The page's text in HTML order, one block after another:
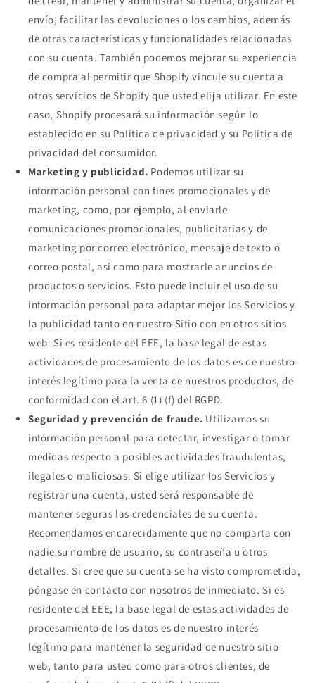
envío, facilitar las devoluciones o los cambios, además
de otras características y funcionalidades relacionadas
con su cuenta. También podemos mejorar su experiencia
de compra al permitir que Shopify vincule su cuenta a
otros servicios de Shopify que usted elija utilizar. En este
caso, Shopify procesará su información según lo
establecido en su Política de privacidad y su Política de
privacidad del consumidor.
Marketing y publicidad. Podemos utilizar su
información personal con fines promocionales y de
marketing, como, por ejemplo, al enviarle
comunicaciones promocionales, publicitarias y de
marketing por correo electrónico, mensaje de texto o
correo postal, así como para mostrarle anuncios de
productos o servicios. Esto puede incluir el uso de su
información personal para adaptar mejor los Servicios y
la publicidad tanto en nuestro Sitio con en otros sitios
web. Si es residente del EEE, la base legal de estas
actividades de procesamiento de los datos es de nuestro
interés legítimo para la venta de nuestros productos, de
conformidad con el art. 6 (1) (f) del RGPD.
Seguridad y prevención de fraude. Utilizamos su
información personal para detectar, investigar o tomar
medidas respecto a posibles actividades fraudulentas,
ilegales o maliciosas. Si elige utilizar los Servicios y
registrar una cuenta, usted será responsable de
mantener seguras las credenciales de su cuenta.
Recomendamos encarecidamente que no comparta con
nadie su nombre de usuario, su contraseña u otros
detalles. Si cree que su cuenta se ha visto comprometida,
póngase en contacto con nosotros de inmediato. Si es
residente del EEE, la base legal de estas actividades de
procesamiento de los datos es de nuestro interés
legítimo para mantener la seguridad de nuestro sitio
web, tanto para usted como para otros clientes, de